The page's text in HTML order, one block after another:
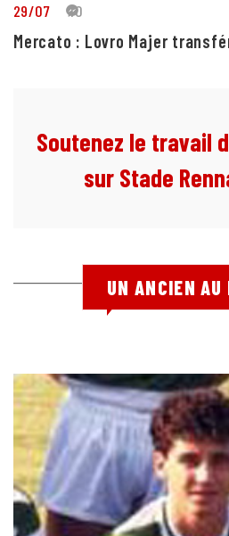
29/07 10
Mercato : Lovro Majer
Soutenez le travail
sur Stade
UN ANCIEN AU